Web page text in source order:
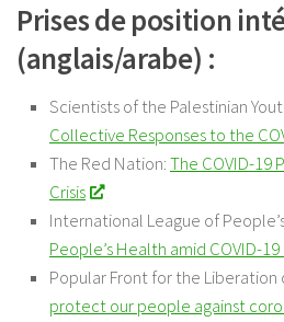
Prises de position
(anglais/arabe) :
Scientists of the Palestinian
Collective Responses to the
The Red Nation:The COVID-19
Crisis
International League of
People’s Health amid COVID-
Popular Front for the Liberation
protect our people against